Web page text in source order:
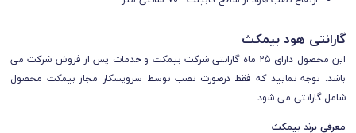
گارانتی هود بیمکث
این محصول دارای 25 ماه گارانتی شرکت بیمکث و خدمات پس از فروش شرکت می
باشد. توجه نمایید که فقط درصورت نصب توسط سرویسکار مجاز بیمکث محصول
شامل گارانتی می شود.
معرفی برند بیمکث